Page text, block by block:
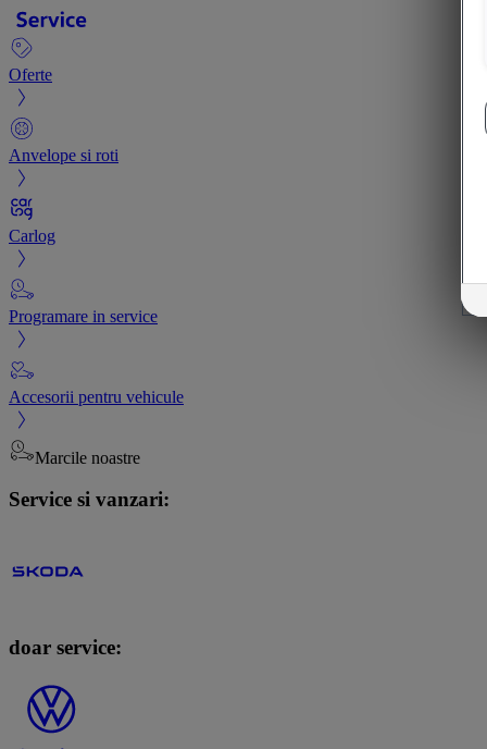
Oferte
Anvelope si roti
Carlog
Programare in service
Accesorii pentru vehicule
Marcile noastre
Service si vanzari:
doar service: